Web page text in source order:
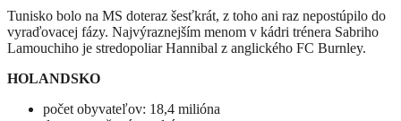
Tunisko bolo na MS doteraz šesťkrát, z toho ani raz nepostúpilo do
vyraďovacej fázy. Najvýraznejším menom v kádri trénera Sabriho
Lamouchiho je stredopoliar Hannibal z anglického FC Burnley.
HOLANDSKO
počet obyvateľov: 18,4 milióna